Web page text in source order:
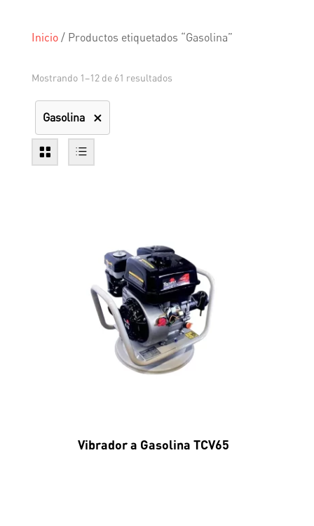
Inicio/ Productos etiquetados “Gasolina”
Mostrando 1–12 de 61 resultados
Gasolina
Vibrador a Gasolina TCV65